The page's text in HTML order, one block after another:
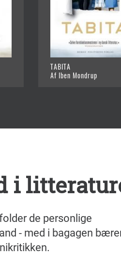
TABITA
Af Iben Mondrup
i
de personlige
- med i bagagen